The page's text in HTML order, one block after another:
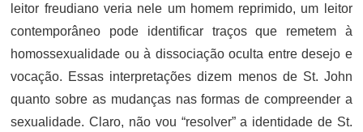
leitor freudiano veria nele um homem reprimido, um leitor
contemporâneo pode identificar traços que remetem à
homossexualidade ou à dissociação oculta entre desejo e
vocação. Essas interpretações dizem menos de St. John
quanto sobre as mudanças nas formas de compreender a
sexualidade. Claro, não vou “resolver” a identidade de St.